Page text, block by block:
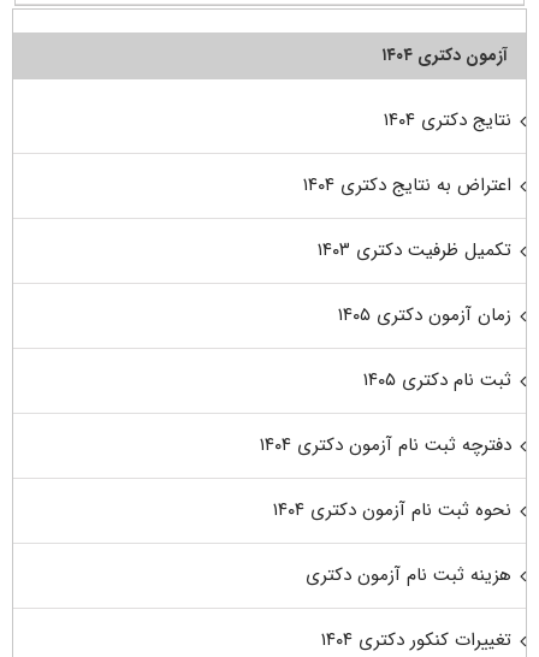
آزمون دکتری ۱۴۰۴
نتایج دکتری ۱۴۰۴
اعتراض به نتایج دکتری ۱۴۰۴
تکمیل ظرفیت دکتری ۱۴۰۳
زمان آزمون دکتری ۱۴۰۵
ثبت نام دکتری ۱۴۰۵
دفترچه ثبت نام آزمون دکتری ۱۴۰۴
نحوه ثبت نام آزمون دکتری ۱۴۰۴
هزینه ثبت نام آزمون دکتری
تغییرات کنکور دکتری ۱۴۰۴